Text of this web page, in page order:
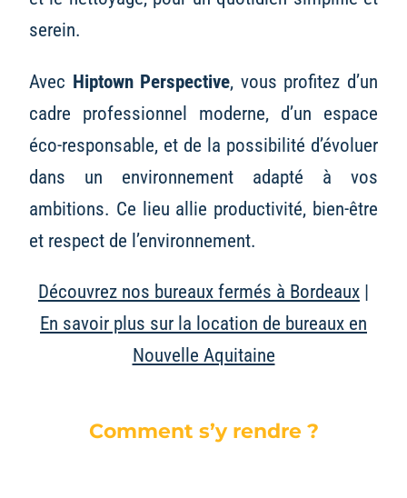
serein.
Avec Hiptown Perspective, vous profitez d’un
cadre professionnel moderne, d’un espace
éco-responsable, et de la possibilité d’évoluer
dans un environnement adapté à vos
ambitions. Ce lieu allie productivité, bien-être
et respect de l’environnement.
Découvrez nos bureaux fermés à Bordeaux |
En savoir plus sur la location de bureaux en
Nouvelle Aquitaine
Comment s’y rendre ?